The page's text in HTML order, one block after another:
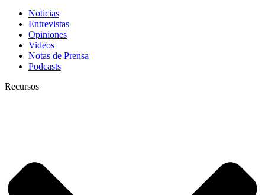
Noticias
Entrevistas
Opiniones
Videos
Notas de Prensa
Podcasts
Recursos